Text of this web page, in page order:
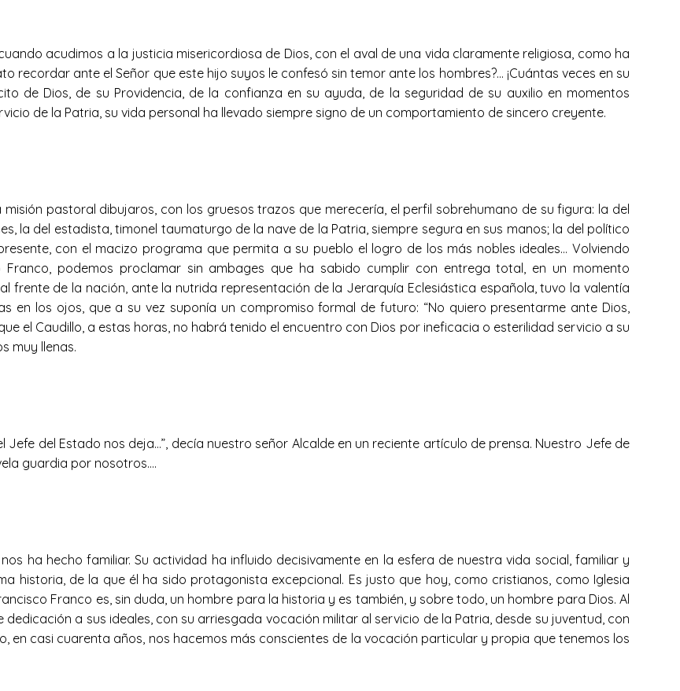
acudimos a la justicia misericordiosa de Dios, con el aval de una vida claramente religiosa, como ha
recordar ante el Señor que este hijo suyos le confesó sin temor ante los hombres?… ¡Cuántas veces en su
de Dios, de su Providencia, de la confianza en su ayuda, de la seguridad de su auxilio en momentos
de la Patria, su vida personal ha llevado siempre signo de un comportamiento de sincero creyente.
pastoral dibujaros, con los gruesos trazos que merecería, el perfil sobrehumano de su figura: la del
la del estadista, timonel taumaturgo de la nave de la Patria, siempre segura en sus manos; la del político
con el macizo programa que permita a su pueblo el logro de los más nobles ideales… Volviendo
podemos proclamar sin ambages que ha sabido cumplir con entrega total, en un momento
frente de la nación, ante la nutrida representación de la Jerarquía Eclesiástica española, tuvo la valentía
en los ojos, que a su vez suponía un compromiso formal de futuro: “No quiero presentarme ante Dios,
el Caudillo, a estas horas, no habrá tenido el encuentro con Dios por ineficacia o esterilidad servicio a su
muy llenas.
del Estado nos deja…”, decía nuestro señor Alcalde en un reciente artículo de prensa. Nuestro Jefe de
guardia por nosotros….
ha hecho familiar. Su actividad ha influido decisivamente en la esfera de nuestra vida social, familiar y
historia, de la que él ha sido protagonista excepcional. Es justo que hoy, como cristianos, como Iglesia
Franco es, sin duda, un hombre para la historia y es también, y sobre todo, un hombre para Dios. Al
a sus ideales, con su arriesgada vocación militar al servicio de la Patria, desde su juventud, con
en casi cuarenta años, nos hacemos más conscientes de la vocación particular y propia que tenemos los